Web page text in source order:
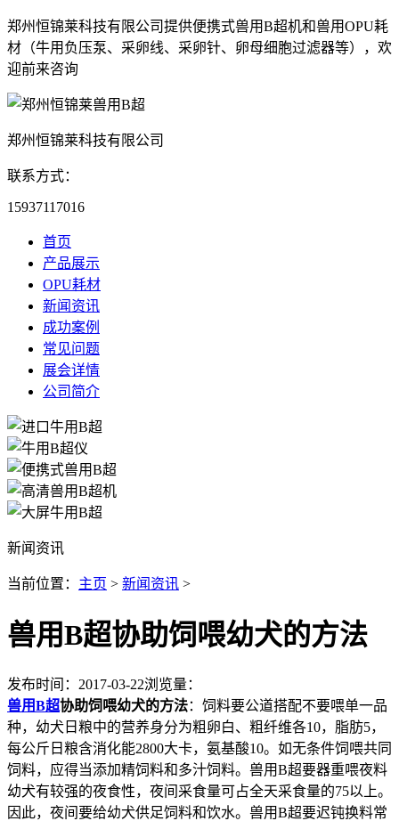
郑州恒锦莱科技有限公司提供便携式兽用B超机和兽用OPU耗
材（牛用负压泵、采卵线、采卵针、卵母细胞过滤器等），欢
迎前来咨询
郑州恒锦莱科技有限公司
联系方式：
15937117016
首页
产品展示
OPU耗材
新闻资讯
成功案例
常见问题
展会详情
公司简介
新闻资讯
当前位置： 主页 > 新闻资讯 >
兽用B超协助饲喂幼犬的方法
发布时间：2017-03-22浏览量：
兽用B超协助饲喂幼犬的方法：饲料要公道搭配不要喂单一品
种，幼犬日粮中的营养身分为粗卵白、粗纤维各10，脂肪5，
每公斤日粮含消化能2800大卡，氨基酸10。如无条件饲喂共同
饲料，应得当添加精饲料和多汁饲料。兽用B超要器重喂夜料
幼犬有较强的夜食性，夜间采食量可占全天采食量的75以上。
因此，夜间要给幼犬供足饲料和饮水。兽用B超要迟钝换料常